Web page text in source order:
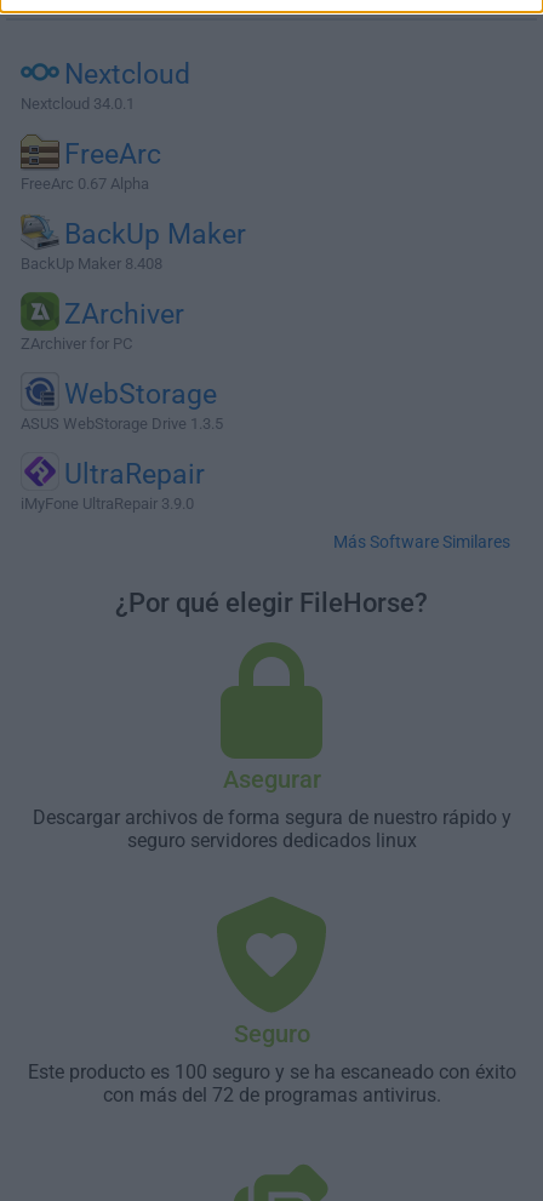
Nextcloud
Nextcloud 34.0.1
FreeArc
FreeArc 0.67 Alpha
BackUp Maker
BackUp Maker 8.408
ZArchiver
ZArchiver for PC
WebStorage
ASUS WebStorage Drive 1.3.5
UltraRepair
iMyFone UltraRepair 3.9.0
Más Software Similares
¿Por qué elegir FileHorse?
Asegurar
Descargar archivos de forma segura de nuestro rápido y
seguro servidores dedicados linux
Seguro
Este producto es 100 seguro y se ha escaneado con éxito
con más del 72 de programas antivirus.